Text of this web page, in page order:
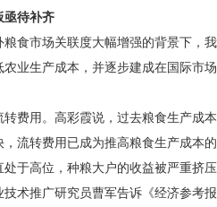
待补齐
市场关联度大幅增强的背景下，
业生产成本，并逐步建成在国际市
用。高彩霞说，过去粮食生产成
流转费用已成为推高粮食生产成本
于高位，种粮大户的收益被严重挤
推广研究员曹军告诉《经济参考